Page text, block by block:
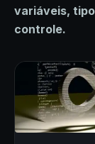
variáveis,
controle.